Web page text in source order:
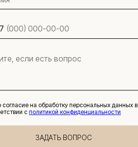
на обработку персональных данных в
сполитикой конфиденциальности
ЗАДАТЬ ВОПРОС